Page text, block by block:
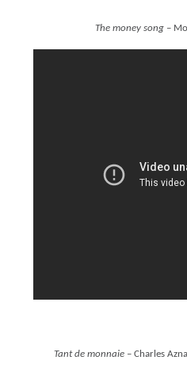
The money song–
Tant de monnaie – Charles